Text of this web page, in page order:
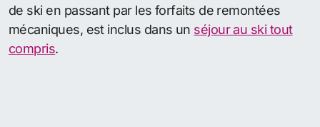
de ski en passant par les forfaits de remontées
mécaniques, est inclus dans un séjour au ski tout
compris.